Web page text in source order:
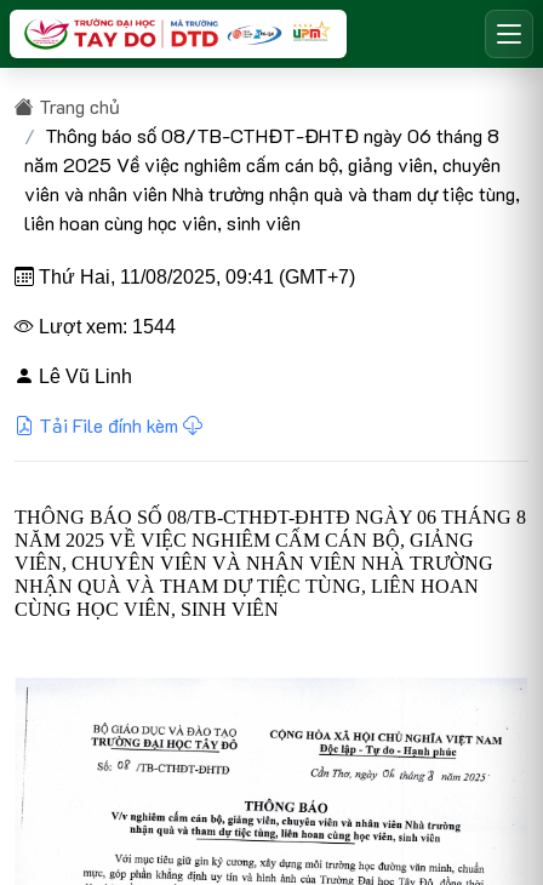
Trang chủ
Thông báo số 08/TB-CTHĐT-ĐHTĐ ngày 06 tháng 8
năm 2025 Về việc nghiêm cấm cán bộ, giảng viên, chuyên
viên và nhân viên Nhà trường nhận quà và tham dự tiệc tùng,
liên hoan cùng học viên, sinh viên
Thứ Hai, 11/08/2025, 09:41 (GMT+7)
Lượt xem: 1544
Lê Vũ Linh
Tải File đính kèm
THÔNG BÁO SỐ 08/TB-CTHĐT-ĐHTĐ NGÀY 06 THÁNG 8
NĂM 2025 VỀ VIỆC NGHIÊM CẤM CÁN BỘ, GIẢNG
VIÊN, CHUYÊN VIÊN VÀ NHÂN VIÊN NHÀ TRƯỜNG
NHẬN QUÀ VÀ THAM DỰ TIỆC TÙNG, LIÊN HOAN
CÙNG HỌC VIÊN, SINH VIÊN